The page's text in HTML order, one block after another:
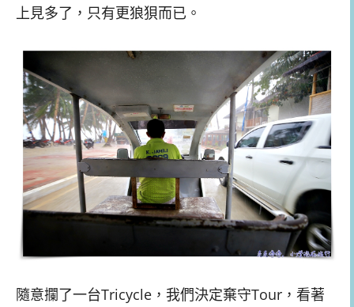
上見多了，只有更狼狽而已。
隨意攔了一台Tricycle，我們決定棄守Tour，看著